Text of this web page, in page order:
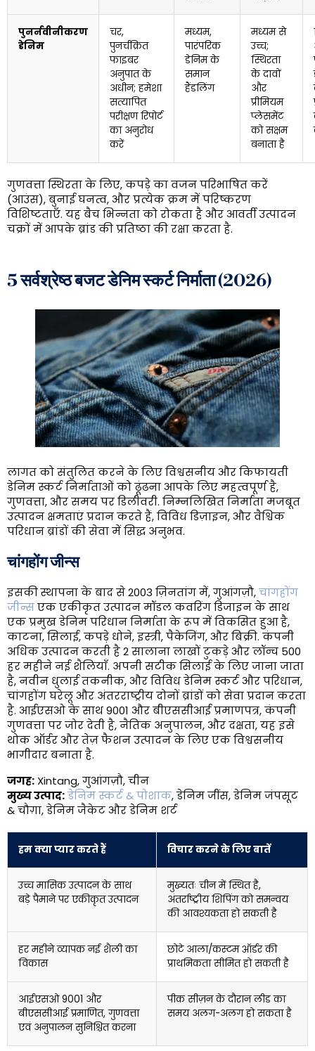
पुनर्नवीनीकरण
डेनिम
चर,
पुनर्चक्रित
फाइबर
अनुपात के
अधीन; हमेशा
सत्यापित
परीक्षण रिपोर्ट
का अनुरोध
करें
मध्यम,
पारंपरिक
डेनिम के
समान
हैंडलिंग
मध्यम से
उच्च;
स्थिरता
के दावों
और
प्रीमियम
प्लेसमेंट
को सक्षम
बनाता है
गुणवत्ता स्थिरता के लिए, कपड़े का वजन परिभाषित करें
(आउंस), बुनाई घनत्व, और प्रत्येक क्रम में परिष्करण
विशिष्टताएँ. यह बैच भिन्नता को रोकता है और आवर्ती उत्पादन
चक्रों में आपके ब्रांड की प्रतिष्ठा की रक्षा करता है.
5 सर्वश्रेष्ठ बजट डेनिम स्कर्ट निर्माता (2026)
लागत को संतुलित करने के लिए विश्वसनीय और किफायती
डेनिम स्कर्ट निर्माताओं को ढूंढना आपके लिए महत्वपूर्ण है,
गुणवत्ता, और समय पर डिलीवरी. निम्नलिखित निर्माता मजबूत
उत्पादन क्षमताएं प्रदान करते हैं, विविध डिज़ाइन, और वैश्विक
परिधान ब्रांडों की सेवा में सिद्ध अनुभव.
चांगहोंग जीन्स
इसकी स्थापना के बाद से 2003 ज़िनतांग में, गुआंगज़ौ,चांगहोंग
जीन्सएक एकीकृत उत्पादन मॉडल कवरिंग डिजाइन के साथ
एक प्रमुख डेनिम परिधान निर्माता के रूप में विकसित हुआ है,
काटना, सिलाई, कपड़े धोने, इस्त्री, पैकेजिंग, और बिक्री. कंपनी
अधिक उत्पादन करती है 2 सालाना लाखों टुकड़े और लॉन्च 500
हर महीने नई शैलियाँ. अपनी सटीक सिलाई के लिए जाना जाता
है, नवीन धुलाई तकनीक, और विविध डेनिम स्कर्ट और परिधान,
चांगहोंग घरेलू और अंतरराष्ट्रीय दोनों ब्रांडों को सेवा प्रदान करता
है. आईएसओ के साथ 9001 और बीएससीआई प्रमाणपत्र, कंपनी
गुणवत्ता पर जोर देती है, नैतिक अनुपालन, और दक्षता, यह इसे
थोक ऑर्डर और तेज़ फैशन उत्पादन के लिए एक विश्वसनीय
भागीदार बनाता है.
जगह: Xintang, गुआंगज़ौ, चीन
मुख्य उत्पाद:डेनिम स्कर्ट & पोशाक, डेनिम जींस, डेनिम जंपसूट
& चौग़ा, डेनिम जैकेट और डेनिम शर्ट
हम क्या प्यार करते हैं विचार करने के लिए बातें
उच्च मासिक उत्पादन के साथ
बड़े पैमाने पर एकीकृत उत्पादन
मुख्यतः चीन में स्थित है,
अंतर्राष्ट्रीय शिपिंग को समन्वय
की आवश्यकता हो सकती है
हर महीने व्यापक नई शैली का
विकास
छोटे आला/कस्टम ऑर्डर की
प्राथमिकता सीमित हो सकती है
आईएसओ 9001 और
बीएससीआई प्रमाणित, गुणवत्ता
एवं अनुपालन सुनिश्चित करना
पीक सीज़न के दौरान लीड का
समय अलग-अलग हो सकता है